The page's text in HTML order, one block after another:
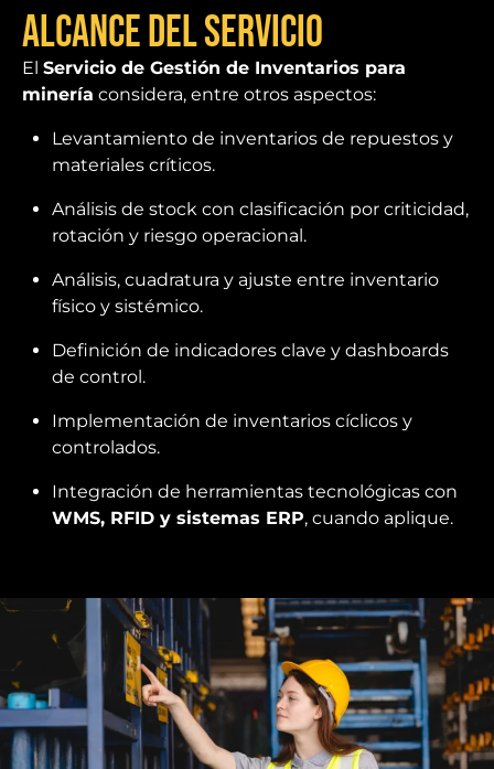
Alcance del Servicio
El Servicio de Gestión de Inventarios para
minería considera, entre otros aspectos:
Levantamiento de inventarios de repuestos y
materiales críticos.
Análisis de stock con clasificación por criticidad,
rotación y riesgo operacional.
Análisis, cuadratura y ajuste entre inventario
físico y sistémico.
Definición de indicadores clave y dashboards
de control.
Implementación de inventarios cíclicos y
controlados.
Integración de herramientas tecnológicas con
WMS, RFID y sistemas ERP, cuando aplique.